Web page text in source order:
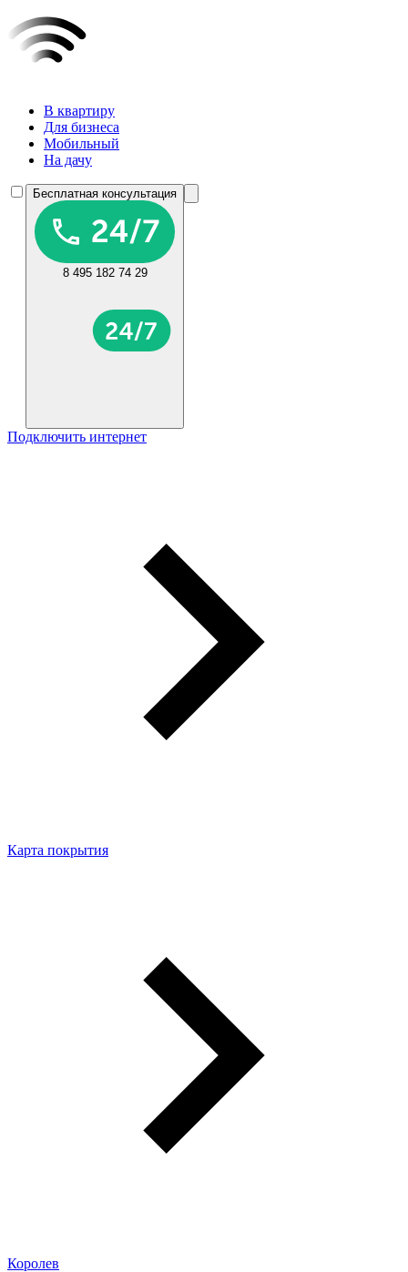
В квартиру
Для бизнеса
Мобильный
На дачу
Бесплатная консультация
8 495 182 74 29
Подключить интернет
Карта покрытия
Королев